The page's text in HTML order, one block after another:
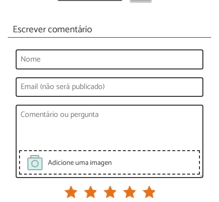
Escrever comentário
Adicione uma imagen